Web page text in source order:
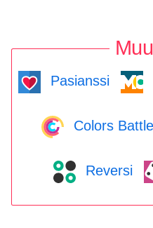
Pasianssi
Colors Battle
Reversi